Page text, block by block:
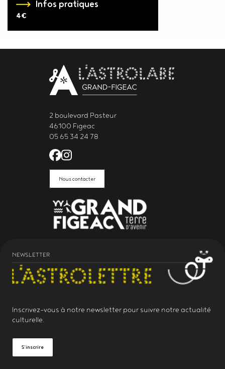
Infos pratiques
4€
2 boulevard Pasteur
46100 Figeac
05 65 34 24 78
Facebook de l'Astrolabe Grand
Instagram de l'Astrolabe Grand
Nous contacter
NEWSLETTER
Inscrivez-vous à notre newsletter pour suivre notre actualité
culturelle.
S'inscrire